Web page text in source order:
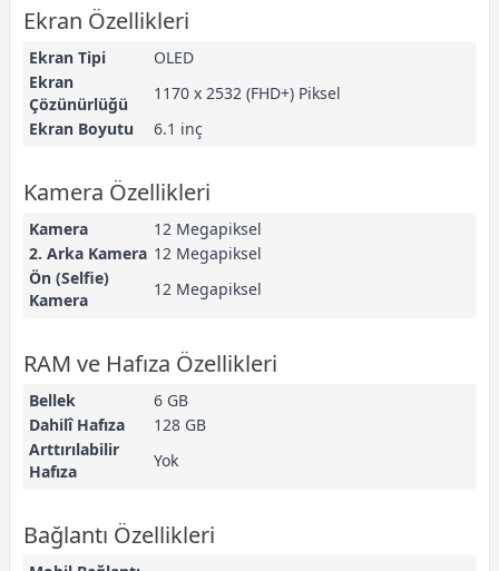
Ekran Özellikleri
Ekran Tipi
OLED
Ekran
Çözünürlüğü
1170 x 2532 (FHD+) Piksel
Ekran Boyutu
6.1 inç
Kamera Özellikleri
Kamera
12 Megapiksel
2. Arka Kamera 12 Megapiksel
Ön (Selfie)
Kamera
12 Megapiksel
RAM ve Hafıza Özellikleri
Bellek
6 GB
Dahilî Hafıza
128 GB
Arttırılabilir
Hafıza
Yok
Bağlantı Özellikleri